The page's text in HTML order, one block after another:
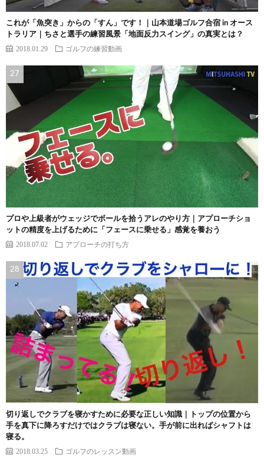
これが「魚突き」からの「すん」です！｜山本道場ゴルフ合宿 in オース
トラリア｜ちさと選手の練習風景「地面反力スイング」の真実とは？
2018.01.29 ゴルフの練習動画
プロや上級者がウェッジでボールを拾うアレのやり方｜アプローチショ
ットの精度を上げるために「フェースに乗せる」感覚を養おう
2018.07.02 アプローチの打ち方
切り返しでクラブを寝かすために必要な正しい知識｜トップの位置から
手を真下に降ろすだけではクラブは寝ない。手が前に出ればシャフトは
寝る。
2018.03.25 ゴルフのレッスン動画